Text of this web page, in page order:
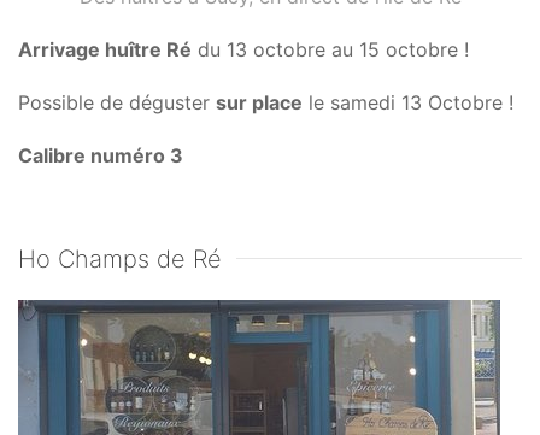
Arrivage huître Ré du 13 octobre au 15 octobre !
Possible de déguster sur place le samedi 13 Octobre !
Calibre numéro 3
Ho Champs de Ré